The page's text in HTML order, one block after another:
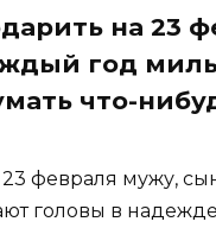
на 23
год
что-
февраля мужу,
головы в